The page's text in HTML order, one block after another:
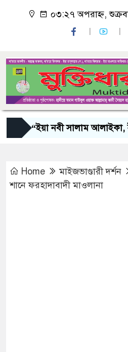
০৩:২৭ অপরাহ্ন,
“ইয়া নবী সালাম আলাইকা,
Home
মাইজভাণ্ডারী দর্শন
শানে ফরহাদাবাদী মাওলানা